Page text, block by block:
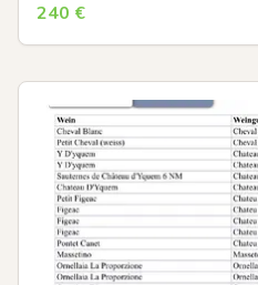
240 €